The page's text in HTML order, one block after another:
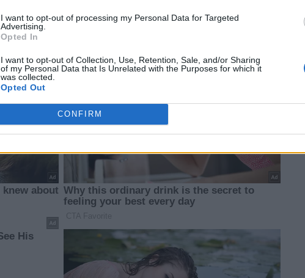
I want to opt-out of processing my Personal Data for Targeted
Advertising.
Opted In
I want to opt-out of Collection, Use, Retention, Sale, and/or Sharing
of my Personal Data that Is Unrelated with the Purposes for which it
was collected.
Opted Out
CONFIRM